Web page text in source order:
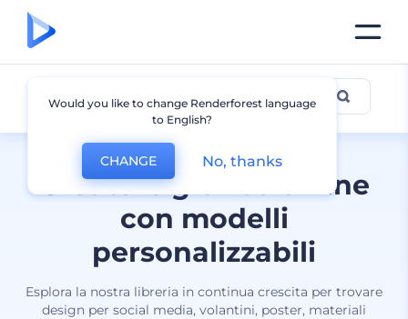
Creatore grafico online
con modelli
personalizzabili
Esplora la nostra libreria in continua crescita per trovare
design per social media, volantini, poster, materiali
Tutti i design
Would you like to change Renderforest language
to English?
CHANGE No, thanks